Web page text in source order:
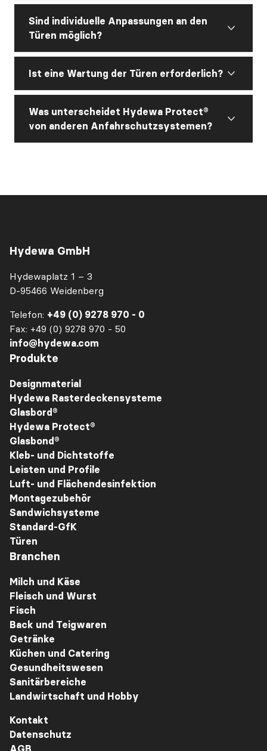
Sind individuelle Anpassungen an den
Türen möglich?
Ist eine Wartung der Türen erforderlich?
Was unterscheidet Hydewa Protect®
von anderen Anfahrschutzsystemen?
Hydewa GmbH
Hydewaplatz 1 – 3
D-95466 Weidenberg
Telefon: +49 (0) 9278 970 - 0
Fax: +49 (0) 9278 970 - 50
info@hydewa.com
Produkte
Designmaterial
Hydewa Rasterdeckensysteme
Glasbord®
Hydewa Protect®
Glasbond®
Kleb- und Dichtstoffe
Leisten und Profile
Luft- und Flächendesinfektion
Montagezubehör
Sandwichsysteme
Standard-GfK
Türen
Branchen
Milch und Käse
Fleisch und Wurst
Fisch
Back und Teigwaren
Getränke
Küchen und Catering
Gesundheitswesen
Sanitärbereiche
Landwirtschaft und Hobby
Kontakt
Datenschutz
AGB